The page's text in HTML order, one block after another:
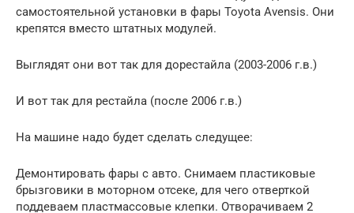
самостоятельной установки в фары Toyota Avensis. Они
крепятся вместо штатных модулей.
Выглядят они вот так для дорестайла (2003-2006 г.в.)
И вот так для рестайла (после 2006 г.в.)
На машине надо будет сделать следущее:
Демонтировать фары с авто. Снимаем пластиковые
брызговики в моторном отсеке, для чего отверткой
поддеваем пластмассовые клепки. Отворачиваем 2